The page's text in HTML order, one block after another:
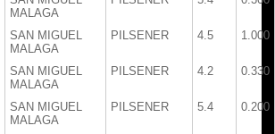
MALAGA
SAN MIGUEL
MALAGA
PILSENER 4.5 1.000
SAN MIGUEL
MALAGA
PILSENER 4.2 0.330
SAN MIGUEL
MALAGA
PILSENER 5.4 0.200